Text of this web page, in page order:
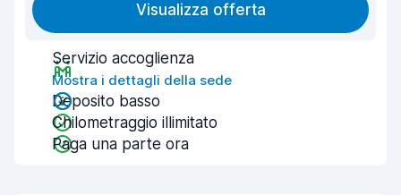
Visualizza offerta
Servizio accoglienza
Mostra i dettagli della sede
Deposito basso
Chilometraggio illimitato
Paga una parte ora